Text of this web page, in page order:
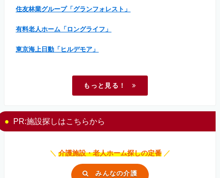
住友林業グループ「グランフォレスト」
有料老人ホーム「ロングライフ」
東京海上日動「ヒルデモア」
もっと見る！
PR:施設探しはこちらから
＼ 介護施設・老人ホーム探しの定番 ／
みんなの介護